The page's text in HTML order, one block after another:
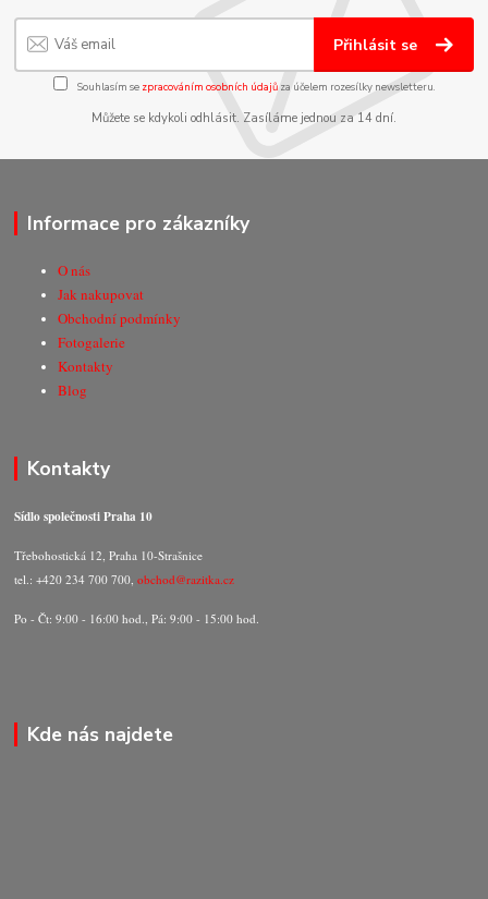
Přihlásit se
Souhlasím se zpracováním osobních údajůza účelem rozesílky newsletteru.
Můžete se kdykoli odhlásit. Zasíláme jednou za 14 dní.
Informace pro zákazníky
O nás
Jak nakupovat
Obchodní podmínky
Fotogalerie
Kontakty
Blog
Kontakty
Sídlo společnosti Praha 10
Třebohostická 12, Praha 10-Strašnice
tel.: +420 234 700 700,obchod@razitka.cz
Po - Čt: 9:00 - 16:00 hod., Pá: 9:00 - 15:00 hod.
Kde nás najdete